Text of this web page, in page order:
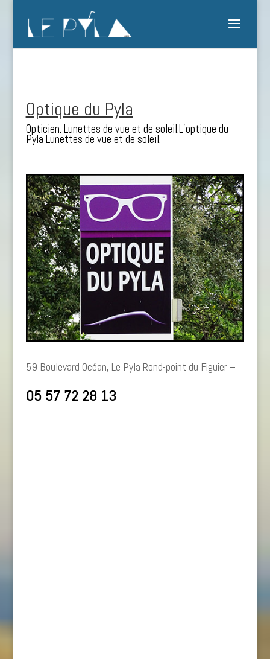
Optique du Pyla
Opticien. Lunettes de vue et de soleil.L’optique du
Pyla Lunettes de vue et de soleil.
– – –
59 Boulevard Océan, Le Pyla Rond-point du Figuier –
05 57 72 28 13